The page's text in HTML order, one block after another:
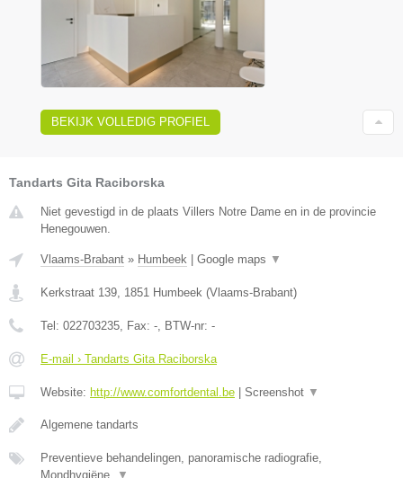
BEKIJK VOLLEDIG PROFIEL
Tandarts Gita Raciborska
Niet gevestigd in de plaats Villers Notre Dame en in de provincie
Henegouwen.
Vlaams-Brabant » Humbeek Google maps ▼
Kerkstraat 139 1851 Humbeek (Vlaams-Brabant)
Tel: 022703235 , Fax: - , BTW-nr: -
E-mail › Tandarts Gita Raciborska
Website: http://www.comfortdental.be Screenshot ▼
Algemene tandarts
Preventieve behandelingen, panoramische radiografie,
Mondhygiëne,
▼